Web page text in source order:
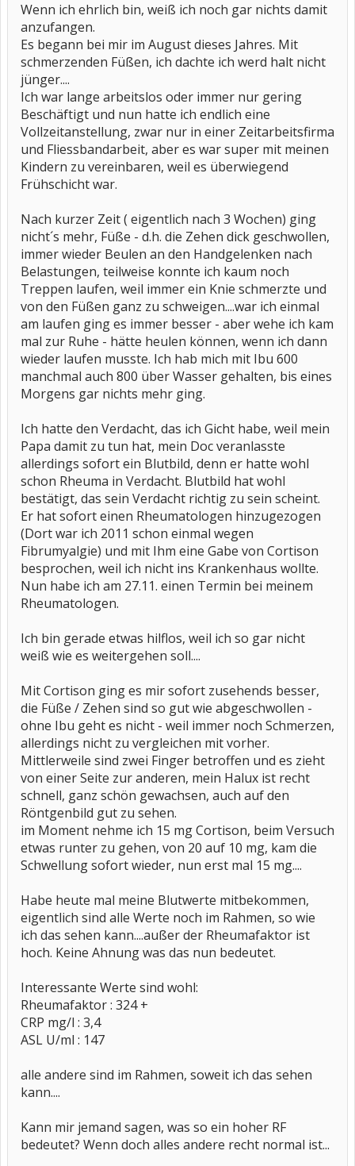
Wenn ich ehrlich bin, weiß ich noch gar nichts damit
anzufangen.
Es begann bei mir im August dieses Jahres. Mit
schmerzenden Füßen, ich dachte ich werd halt nicht
jünger....
Ich war lange arbeitslos oder immer nur gering
Beschäftigt und nun hatte ich endlich eine
Vollzeitanstellung, zwar nur in einer Zeitarbeitsfirma
und Fliessbandarbeit, aber es war super mit meinen
Kindern zu vereinbaren, weil es überwiegend
Frühschicht war.
Nach kurzer Zeit ( eigentlich nach 3 Wochen) ging
nicht´s mehr, Füße - d.h. die Zehen dick geschwollen,
immer wieder Beulen an den Handgelenken nach
Belastungen, teilweise konnte ich kaum noch
Treppen laufen, weil immer ein Knie schmerzte und
von den Füßen ganz zu schweigen....war ich einmal
am laufen ging es immer besser - aber wehe ich kam
mal zur Ruhe - hätte heulen können, wenn ich dann
wieder laufen musste. Ich hab mich mit Ibu 600
manchmal auch 800 über Wasser gehalten, bis eines
Morgens gar nichts mehr ging.
Ich hatte den Verdacht, das ich Gicht habe, weil mein
Papa damit zu tun hat, mein Doc veranlasste
allerdings sofort ein Blutbild, denn er hatte wohl
schon Rheuma in Verdacht. Blutbild hat wohl
bestätigt, das sein Verdacht richtig zu sein scheint.
Er hat sofort einen Rheumatologen hinzugezogen
(Dort war ich 2011 schon einmal wegen
Fibrumyalgie) und mit Ihm eine Gabe von Cortison
besprochen, weil ich nicht ins Krankenhaus wollte.
Nun habe ich am 27.11. einen Termin bei meinem
Rheumatologen.
Ich bin gerade etwas hilflos, weil ich so gar nicht
weiß wie es weitergehen soll....
Mit Cortison ging es mir sofort zusehends besser,
die Füße / Zehen sind so gut wie abgeschwollen -
ohne Ibu geht es nicht - weil immer noch Schmerzen,
allerdings nicht zu vergleichen mit vorher.
Mittlerweile sind zwei Finger betroffen und es zieht
von einer Seite zur anderen, mein Halux ist recht
schnell, ganz schön gewachsen, auch auf den
Röntgenbild gut zu sehen.
im Moment nehme ich 15 mg Cortison, beim Versuch
etwas runter zu gehen, von 20 auf 10 mg, kam die
Schwellung sofort wieder, nun erst mal 15 mg....
Habe heute mal meine Blutwerte mitbekommen,
eigentlich sind alle Werte noch im Rahmen, so wie
ich das sehen kann....außer der Rheumafaktor ist
hoch. Keine Ahnung was das nun bedeutet.
Interessante Werte sind wohl:
Rheumafaktor : 324 +
CRP mg/l : 3,4
ASL U/ml : 147
alle andere sind im Rahmen, soweit ich das sehen
kann....
Kann mir jemand sagen, was so ein hoher RF
bedeutet? Wenn doch alles andere recht normal ist...